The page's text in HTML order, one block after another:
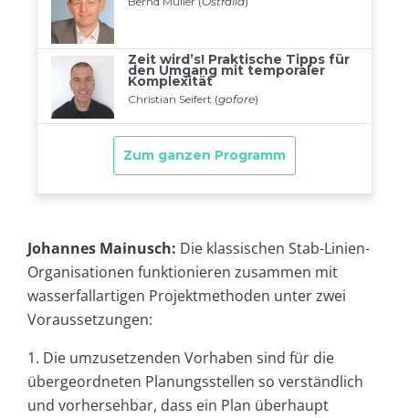
Johannes Mainusch: Die klassischen Stab-Linien-
Organisationen funktionieren zusammen mit
wasserfallartigen Projektmethoden unter zwei
Voraussetzungen:
1. Die umzusetzenden Vorhaben sind für die
übergeordneten Planungsstellen so verständlich
und vorhersehbar, dass ein Plan überhaupt